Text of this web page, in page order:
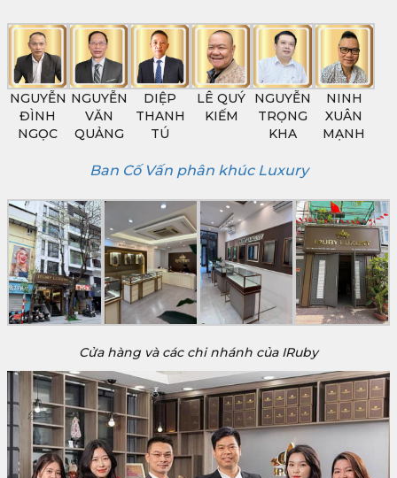
NGUYỄN
ĐÌNH
NGỌC
NGUYỄN
VĂN
QUẢNG
DIỆP
THANH
TÚ
LÊ QUÝ
KIẾM
NGUYỄN
TRỌNG
KHA
NINH
XUÂN
MẠNH
Ban Cố Vấn phân khúc Luxury
Cửa hàng và các chi nhánh của IRuby